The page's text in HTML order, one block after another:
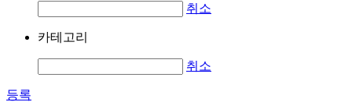
취소
카테고리
취소
등록